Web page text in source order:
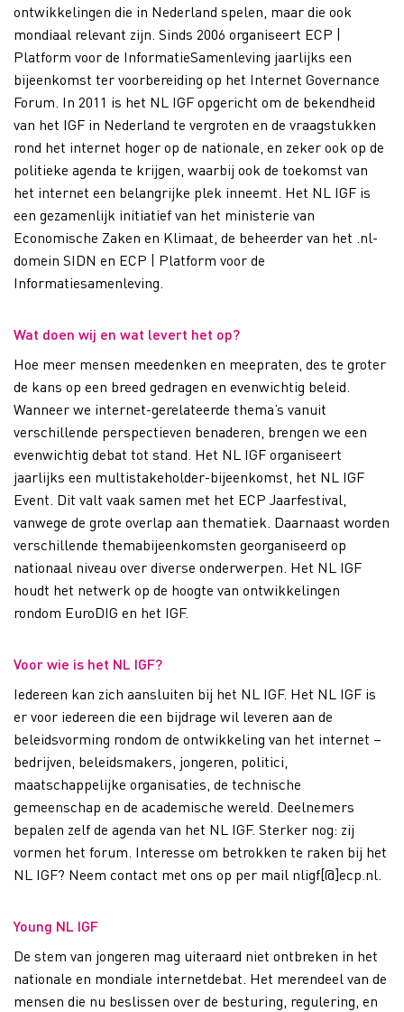
ontwikkelingen die in Nederland spelen, maar die ook
mondiaal relevant zijn. Sinds 2006 organiseert ECP |
Platform voor de InformatieSamenleving jaarlijks een
bijeenkomst ter voorbereiding op het Internet Governance
Forum. In 2011 is het NL IGF opgericht om de bekendheid
van het IGF in Nederland te vergroten en de vraagstukken
rond het internet hoger op de nationale, en zeker ook op de
politieke agenda te krijgen, waarbij ook de toekomst van
het internet een belangrijke plek inneemt. Het NL IGF is
een gezamenlijk initiatief van het ministerie van
Economische Zaken en Klimaat, de beheerder van het .nl-
domein SIDN en ECP | Platform voor de
Informatiesamenleving.
Wat doen wij en wat levert het op?
Hoe meer mensen meedenken en meepraten, des te groter
de kans op een breed gedragen en evenwichtig beleid.
Wanneer we internet-gerelateerde thema’s vanuit
verschillende perspectieven benaderen, brengen we een
evenwichtig debat tot stand. Het NL IGF organiseert
jaarlijks een multistakeholder-bijeenkomst, het NL IGF
Event. Dit valt vaak samen met het ECP Jaarfestival,
vanwege de grote overlap aan thematiek. Daarnaast worden
verschillende themabijeenkomsten georganiseerd op
nationaal niveau over diverse onderwerpen. Het NL IGF
houdt het netwerk op de hoogte van ontwikkelingen
rondom EuroDIG en het IGF.
Voor wie is het NL IGF?
Iedereen kan zich aansluiten bij het NL IGF. Het NL IGF is
er voor iedereen die een bijdrage wil leveren aan de
beleidsvorming rondom de ontwikkeling van het internet –
bedrijven, beleidsmakers, jongeren, politici,
maatschappelijke organisaties, de technische
gemeenschap en de academische wereld. Deelnemers
bepalen zelf de agenda van het NL IGF. Sterker nog: zij
vormen het forum. Interesse om betrokken te raken bij het
NL IGF? Neem contact met ons op per mail nligf[@]ecp.nl.
Young NL IGF
De stem van jongeren mag uiteraard niet ontbreken in het
nationale en mondiale internetdebat. Het merendeel van de
mensen die nu beslissen over de besturing, regulering, en